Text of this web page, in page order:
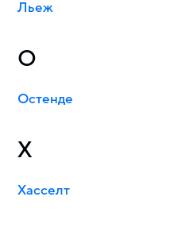
Льеж
О
Остенде
Х
Хасселт